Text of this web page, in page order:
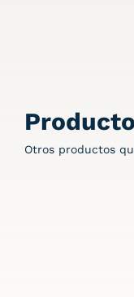
Otros productos